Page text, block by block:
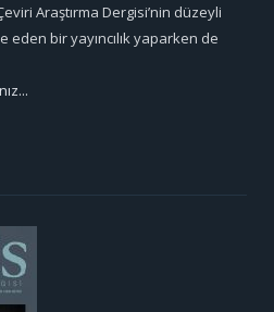
Araştırma Dergisi’nin düzeyli
eden bir yayıncılık yaparken de